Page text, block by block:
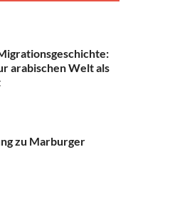
arabischen Welt als
zu Marburger